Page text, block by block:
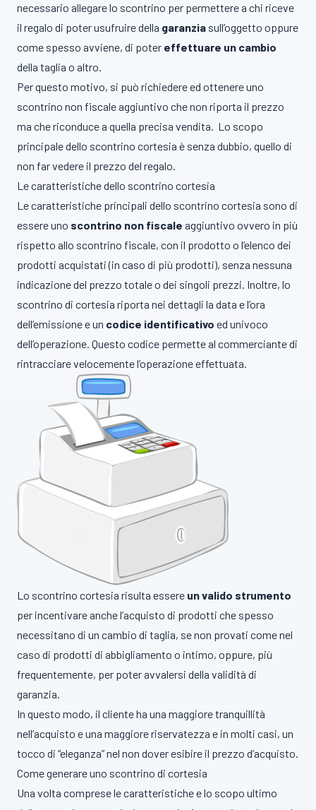
necessario allegare lo scontrino per permettere a chi riceve
il regalo di poter usufruire della garanzia sull’oggetto oppure
come spesso avviene, di poter effettuare un cambio
della taglia o altro.
Per questo motivo, si può richiedere ed ottenere uno
scontrino non fiscale aggiuntivo che non riporta il prezzo
ma che riconduce a quella precisa vendita. Lo scopo
principale dello scontrino cortesia è senza dubbio, quello di
non far vedere il prezzo del regalo.
Le caratteristiche dello scontrino cortesia
Le caratteristiche principali dello scontrino cortesia sono di
essere uno scontrino non fiscale aggiuntivo ovvero in più
rispetto allo scontrino fiscale, con il prodotto o l’elenco dei
prodotti acquistati (in caso di più prodotti), senza nessuna
indicazione del prezzo totale o dei singoli prezzi. Inoltre, lo
scontrino di cortesia riporta nei dettagli la data e l’ora
dell’emissione e un codice identificativo ed univoco
dell’operazione. Questo codice permette al commerciante di
rintracciare velocemente l’operazione effettuata.
Lo scontrino cortesia risulta essere un valido strumento
per incentivare anche l’acquisto di prodotti che spesso
necessitano di un cambio di taglia, se non provati come nel
caso di prodotti di abbigliamento o intimo, oppure, più
frequentemente, per poter avvalersi della validità di
garanzia.
In questo modo, il cliente ha una maggiore tranquillità
nell’acquisto e una maggiore riservatezza e in molti casi, un
tocco di “eleganza” nel non dover esibire il prezzo d’acquisto.
Come generare uno scontrino di cortesia
Una volta comprese le caratteristiche e lo scopo ultimo